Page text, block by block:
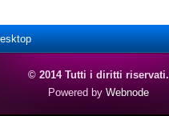
© 2014 Tutti i diritti riservati.
Powered by Webnode